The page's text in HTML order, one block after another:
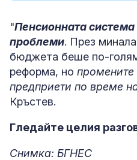
"Пенсионната
проблеми. През
бюджета беше по-
реформа, но промените
предприети по време
Кръстев.
Гледайте целия
Снимка: БГНЕС